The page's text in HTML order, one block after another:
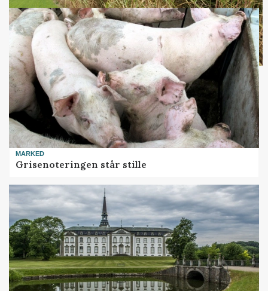
MARKED
Grisenoteringen står stille